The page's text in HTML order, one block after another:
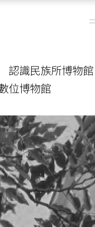
:::
認識民族所博物館
位博物館